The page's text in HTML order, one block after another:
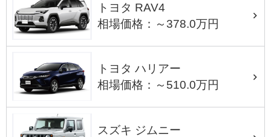
トヨタ RAV4
相場価格：～378.0万円
トヨタ ハリアー
相場価格：～510.0万円
スズキ ジムニー